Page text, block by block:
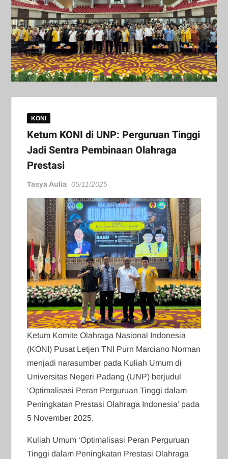
KONI
Ketum KONI di UNP: Perguruan Tinggi
Jadi Sentra Pembinaan Olahraga
Prestasi
Tasya Aulia 05/11/2025
Ketum Komite Olahraga Nasional Indonesia
(KONI) Pusat Letjen TNI Purn Marciano Norman
menjadi narasumber pada Kuliah Umum di
Universitas Negeri Padang (UNP) berjudul
‘Optimalisasi Peran Perguruan Tinggi dalam
Peningkatan Prestasi Olahraga Indonesia’ pada
5 November 2025.
Kuliah Umum ‘Optimalisasi Peran Perguruan
Tinggi dalam Peningkatan Prestasi Olahraga